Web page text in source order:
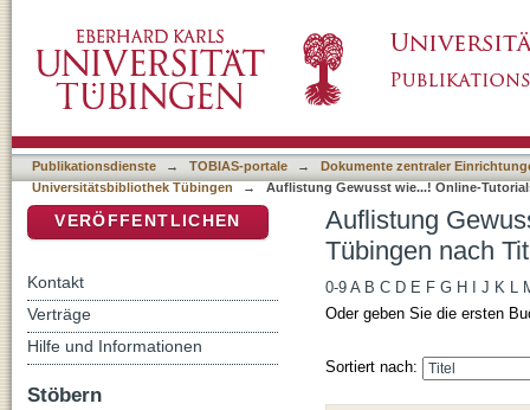
Publikationsdienste → TOBIAS-portale →
Dokumente zentraler
Universitätsbibliothek Tübingen
→ Auflistung Gewusst wie...! Online-
Auflistung
Tübingen nach
0-9 A B C D E F G H J K L
Oder geben Sie die ersten
Sortiert nach:
VERÖFFENTLICHEN
Kontakt
Verträge
Hilfe und Informationen
Stöbern